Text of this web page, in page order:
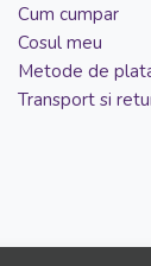
Cum cumpar
Cosul meu
Metode de
Transport si